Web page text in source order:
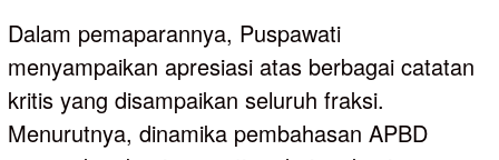
Dalam pemaparannya, Puspawati
menyampaikan apresiasi atas berbagai catatan
kritis yang disampaikan seluruh fraksi.
Menurutnya, dinamika pembahasan APBD